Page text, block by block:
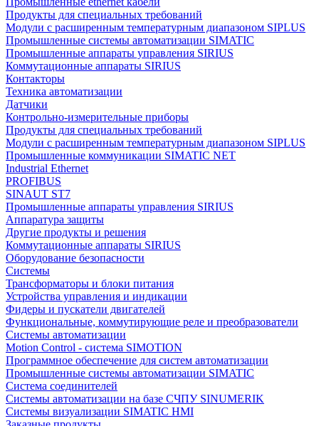
Продукты для специальных требований
Модули с расширенным температурным диапазоном SIPLUS
Промышленные системы автоматизации SIMATIC
Промышленные аппараты управления SIRIUS
Коммутационные аппараты SIRIUS
Контакторы
Техника автоматизации
Датчики
Контрольно-измерительные приборы
Продукты для специальных требований
Модули с расширенным температурным диапазоном SIPLUS
Промышленные коммуникации SIMATIC NET
Industrial Ethernet
PROFIBUS
SINAUT ST7
Промышленные аппараты управления SIRIUS
Аппаратура защиты
Другие продукты и решения
Коммутационные аппараты SIRIUS
Оборудование безопасности
Системы
Трансформаторы и блоки питания
Устройства управления и индикации
Фидеры и пускатели двигателей
Функциональные, коммутирующие реле и преобразователи
Системы автоматизации
Motion Control - система SIMOTION
Программное обеспечение для систем автоматизации
Промышленные системы автоматизации SIMATIC
Система соединителей
Системы автоматизации на базе СЧПУ SINUMERIK
Системы визуализации SIMATIC HMI